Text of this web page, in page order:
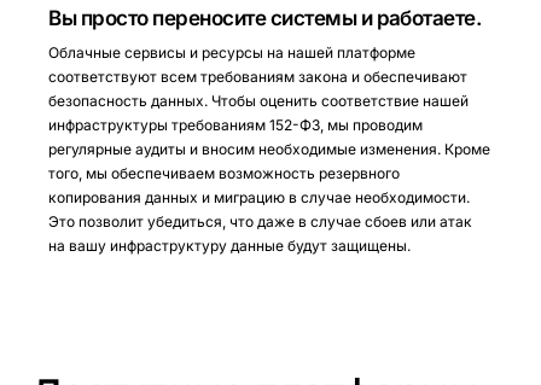
Вы просто переносите системы и работаете.
Облачные сервисы и ресурсы на нашей платформе
соответствуют всем требованиям закона и обеспечивают
безопасность данных. Чтобы оценить соответствие нашей
инфраструктуры требованиям 152-ФЗ, мы проводим
регулярные аудиты и вносим необходимые изменения. Кроме
того, мы обеспечиваем возможность резервного
копирования данных и миграцию в случае необходимости.
Это позволит убедиться, что даже в случае сбоев или атак
на вашу инфраструктуру данные будут защищены.